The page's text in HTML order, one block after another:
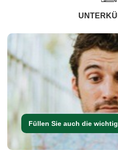
Füllen Sie auch die